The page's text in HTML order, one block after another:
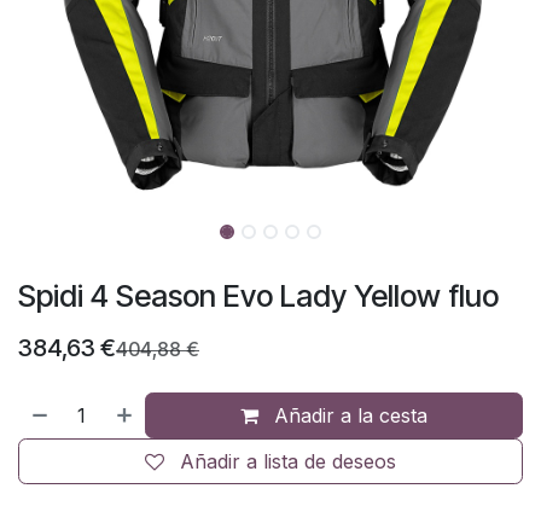
Spidi 4 Season Evo Lady Yellow fluo
384,63 €404,88€
Añadir a la cesta
Añadir a lista de deseos